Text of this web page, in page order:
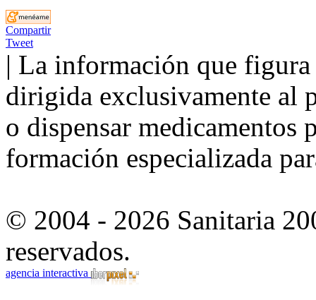
Compartir
Tweet
| La información que
dirigida exclusivamente al
o dispensar medicamentos
formación especializada
© 2004 - 2026 Sanitaria
reservados.
agencia interactiva